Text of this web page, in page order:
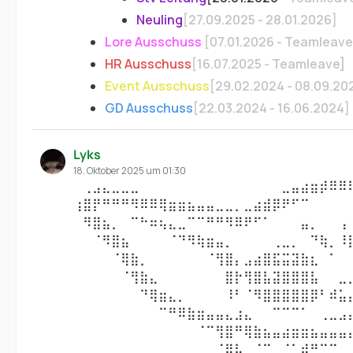
Neuling [27.09.2025 - 28.01.2026]
Lore Ausschuss [07.01.2026 -
HR Ausschuss [16.07.2025 - Teamleave]
Event Ausschuss [29.02.2024 -
GD Ausschuss [22.03.2024 - 16.06.2024]
Lyks
18. Oktober 2025 um 01:30